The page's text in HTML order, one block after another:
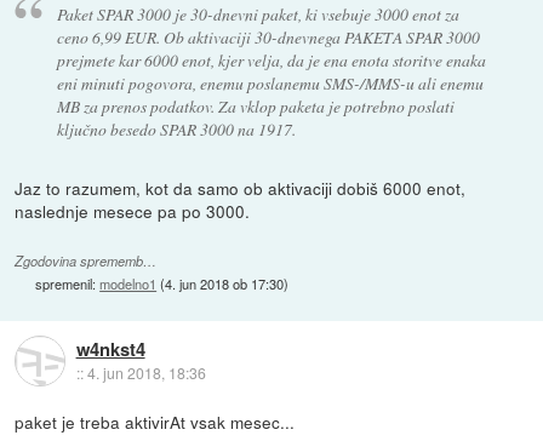
Paket SPAR 3000 je 30-dnevni paket, ki vsebuje 3000 enot za
ceno 6,99 EUR. Ob aktivaciji 30-dnevnega PAKETA SPAR 3000
prejmete kar 6000 enot, kjer velja, da je ena enota storitve enaka
eni minuti pogovora, enemu poslanemu SMS-/MMS-u ali enemu
MB za prenos podatkov. Za vklop paketa je potrebno poslati
ključno besedo SPAR 3000 na 1917.
Jaz to razumem, kot da samo ob aktivaciji dobiš 6000 enot,
naslednje mesece pa po 3000.
Zgodovina sprememb…
spremenil:modelno1 (4. jun 2018 ob 17:30)
w4nkst4
::4. jun 2018, 18:36
paket je treba aktivirAt vsak mesec...